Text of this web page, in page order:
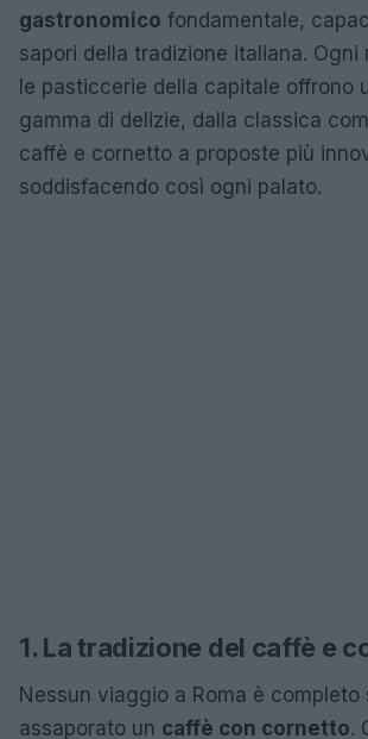
gastronomico fondamentale,
sapori della tradizione italiana. Ogni
le pasticcerie della capitale offrono
gamma di delizie, dalla classica
caffè e cornetto a proposte più
soddisfacendo così ogni palato.
1. La tradizione del caffè e
Nessun viaggio a Roma è completo
assaporato un caffè con cornetto.